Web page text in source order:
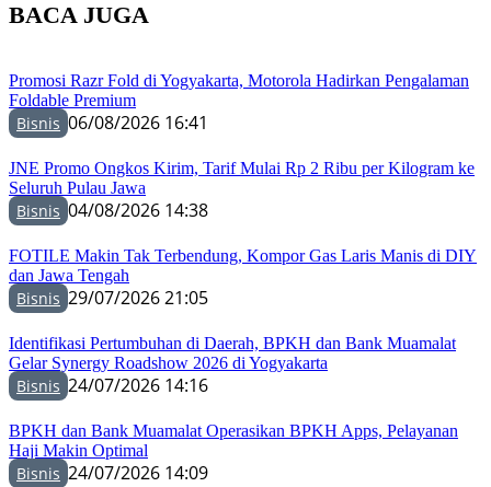
BACA JUGA
Promosi Razr Fold di Yogyakarta, Motorola Hadirkan Pengalaman
Foldable Premium
Bisnis 06/08/2026 16:41
JNE Promo Ongkos Kirim, Tarif Mulai Rp 2 Ribu per Kilogram ke
Seluruh Pulau Jawa
Bisnis 04/08/2026 14:38
FOTILE Makin Tak Terbendung, Kompor Gas Laris Manis di DIY
dan Jawa Tengah
Bisnis 29/07/2026 21:05
Identifikasi Pertumbuhan di Daerah, BPKH dan Bank Muamalat
Gelar Synergy Roadshow 2026 di Yogyakarta
Bisnis 24/07/2026 14:16
BPKH dan Bank Muamalat Operasikan BPKH Apps, Pelayanan
Haji Makin Optimal
Bisnis 24/07/2026 14:09